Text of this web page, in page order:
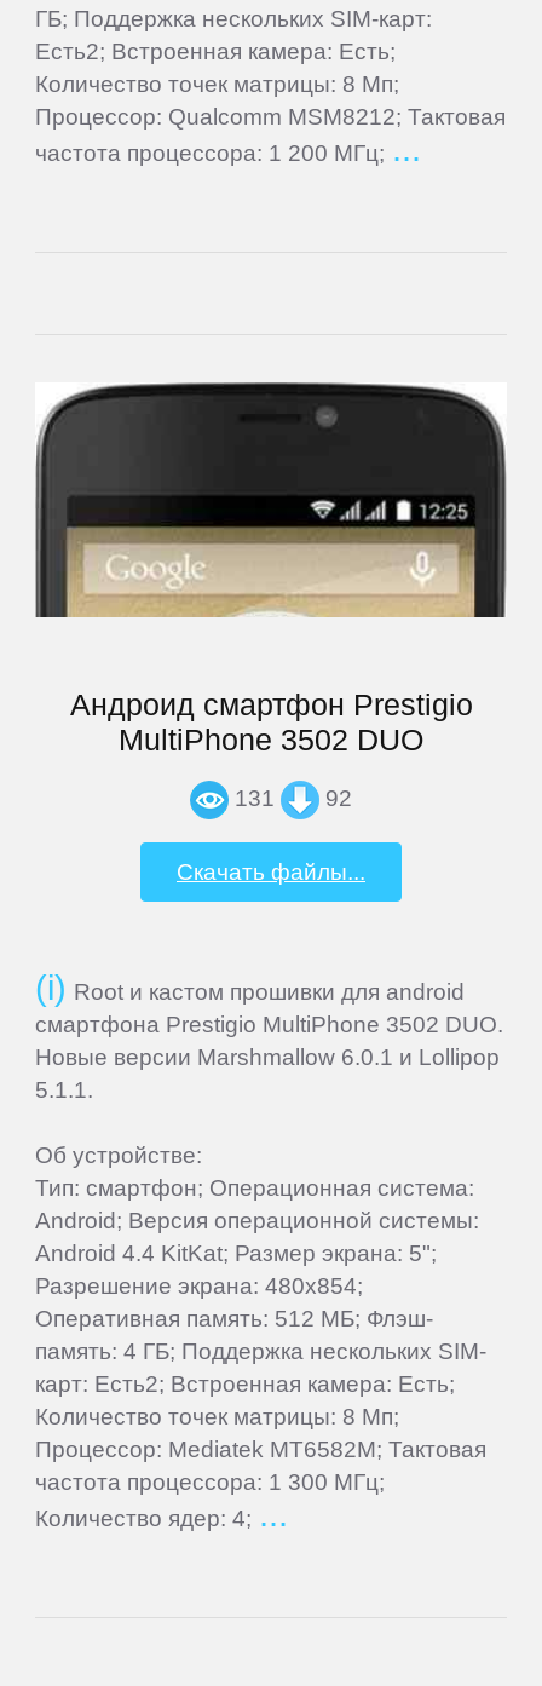
ГБ; Поддержка нескольких SIM-карт:
Есть2; Встроенная камера: Есть;
Количество точек матрицы: 8 Мп;
Процессор: Qualcomm MSM8212; Тактовая
частота процессора: 1 200 МГц;
Андроид смартфон Prestigio
MultiPhone 3502 DUO
131 92
Скачать файлы...
Root и кастом прошивки для android
смартфона Prestigio MultiPhone 3502 DUO.
Новые версии Marshmallow 6.0.1 и Lollipop
5.1.1.
Об устройстве:
Тип: смартфон; Операционная система:
Android; Версия операционной системы:
Android 4.4 KitKat; Размер экрана: 5";
Разрешение экрана: 480x854;
Оперативная память: 512 МБ; Флэш-
память: 4 ГБ; Поддержка нескольких SIM-
карт: Есть2; Встроенная камера: Есть;
Количество точек матрицы: 8 Мп;
Процессор: Mediatek MT6582M; Тактовая
частота процессора: 1 300 МГц;
Количество ядер: 4;
Supra
TELEFUNKEN
Tracer
Turbopad
Wexler
СМАРТФОНЫ
Acer
Alcatel
Archos
Ark
ASUS
BenQ
BlackBerry